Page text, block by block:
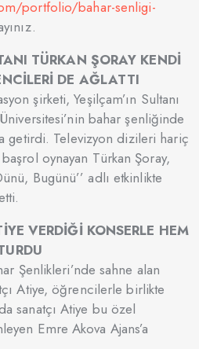
portfolio/bahar-senligi-
TÜRKAN ŞORAY KENDİ
DE AĞLATTI
şirketi, Yeşilçam’ın Sultanı
bahar şenliğinde
getirdi. Televizyon dizileri hariç
oynayan Türkan Şoray,
Bugünü’’ adlı etkinlikte
VERDİĞİ KONSERLE HEM
Şenlikleri’nde sahne alan
Atiye, öğrencilerle birlikte
sanatçı Atiye bu özel
Emre Akova Ajans’a